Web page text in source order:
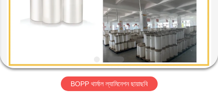
আমাদের
BOPP থার্মাল ল্যামিনেশন ছায়াছবি